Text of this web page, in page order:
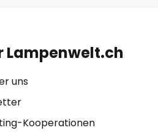
Lampenwelt.ch
uns
Kooperationen